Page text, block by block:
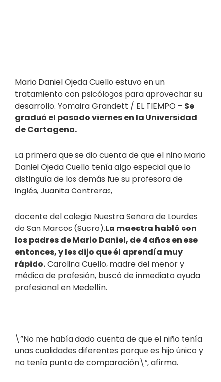
Mario Daniel Ojeda Cuello estuvo en un
tratamiento con psicólogos para aprovechar su
desarrollo. Yomaira Grandett / EL TIEMPO – Se
graduó el pasado viernes en la Universidad
de Cartagena.
La primera que se dio cuenta de que el niño Mario
Daniel Ojeda Cuello tenía algo especial que lo
distinguía de los demás fue su profesora de
inglés, Juanita Contreras,
docente del colegio Nuestra Señora de Lourdes
de San Marcos (Sucre).La maestra habló con
los padres de Mario Daniel, de 4 años en ese
entonces, y les dijo que él aprendía muy
rápido.Carolina Cuello, madre del menor y
médica de profesión, buscó de inmediato ayuda
profesional en Medellín.
\”No me había dado cuenta de que el niño tenía
unas cualidades diferentes porque es hijo único y
no tenía punto de comparación\”, afirma.